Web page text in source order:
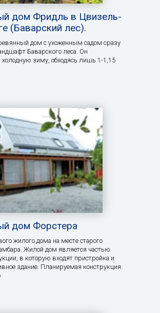
дом Фридль в Цвизель-
(Баварский лес).
дом с ухоженным садом сразу
Баварского леса. Он
зиму, обходясь лишь 1-1,15
дом Форстера
жилого дома на месте старого
Жилой дом является частью
в которую входят пристройка и
здание. Планируемая конструкция